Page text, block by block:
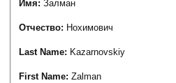
Имя:Залман
Отчество: Нохимович
Last Name: Kazarnovskiy
First Name:Zalman